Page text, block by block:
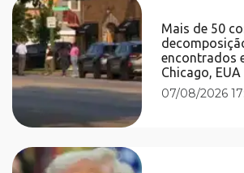
Mais de 50
encontrados
Chicago, EUA
07/08/2026